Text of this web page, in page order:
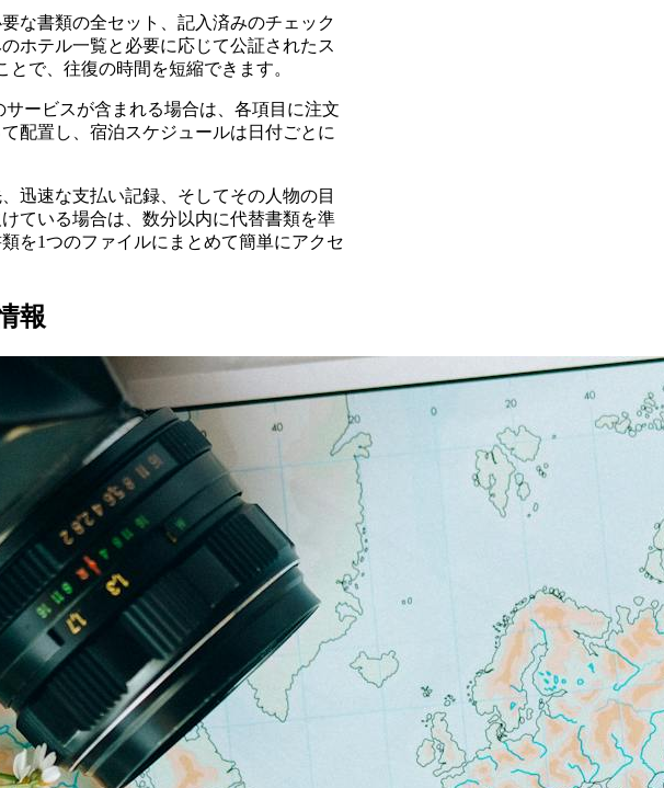
な書類の全セット、記入済みのチェック
ホテル一覧と必要に応じて公証されたス
で、往復の時間を短縮できます。
ービスが含まれる場合は、各項目に注文
配置し、宿泊スケジュールは日付ごとに
迅速な支払い記録、そしてその人物の目
ている場合は、数分以内に代替書類を準
を1つのファイルにまとめて簡単にアクセ
報